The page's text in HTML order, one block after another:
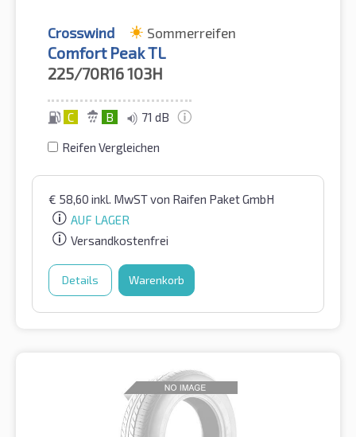
Crosswind Sommerreifen
Comfort Peak TL
225/70R16103H
C B 71 dB
Reifen Vergleichen
€ 58,60 inkl. MwSTvon Raifen Paket GmbH
AUF LAGER
Versandkostenfrei
Details Warenkorb